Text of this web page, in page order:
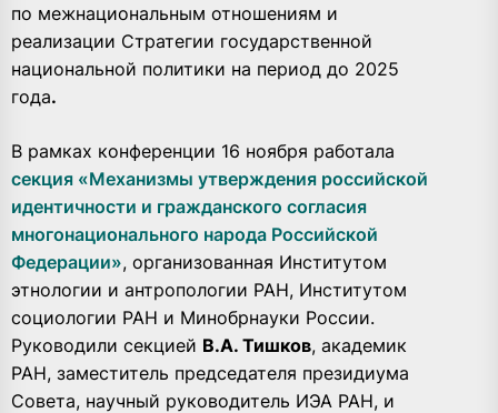
по межнациональным отношениям и
реализации Стратегии государственной
национальной политики на период до 2025
года.
В рамках конференции 16 ноября работала
секция «Механизмы утверждения российской
идентичности и гражданского согласия
многонационального народа Российской
Федерации», организованная Институтом
этнологии и антропологии РАН, Институтом
социологии РАН и Минобрнауки России.
Руководили секцией В.А. Тишков, академик
РАН, заместитель председателя президиума
Совета, научный руководитель ИЭА РАН, и